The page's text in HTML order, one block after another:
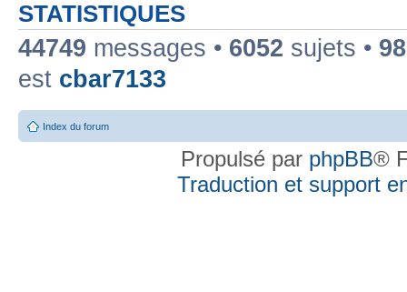
STATISTIQUES
44749 messages • 6052 sujets •
est cbar7133
Index du forum
Propulsé par phpBB®
Traduction et support